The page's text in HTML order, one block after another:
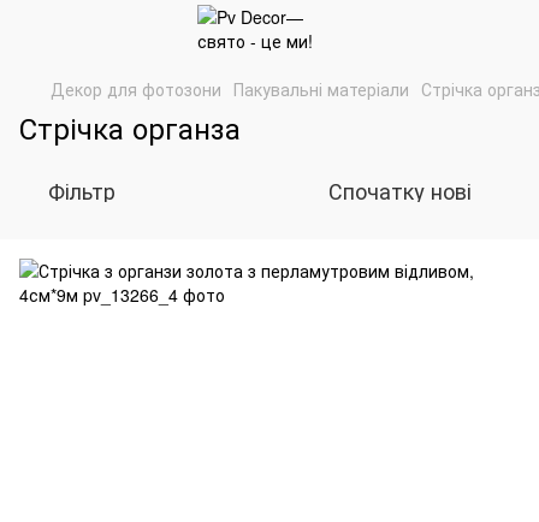
Декор для фотозони Пакувальні матеріали Стрічка
Стрічка органза
Фільтр Спочатку нові